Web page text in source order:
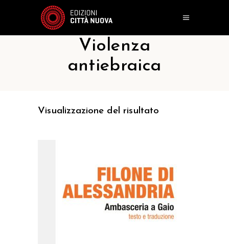
Violenza
antiebraica
Visualizzazione del risultato